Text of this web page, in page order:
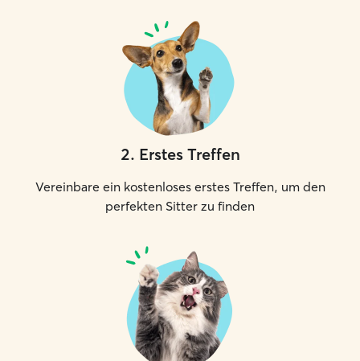
2. Erstes Treffen
Vereinbare ein kostenloses erstes Treffen, um den
perfekten Sitter zu finden